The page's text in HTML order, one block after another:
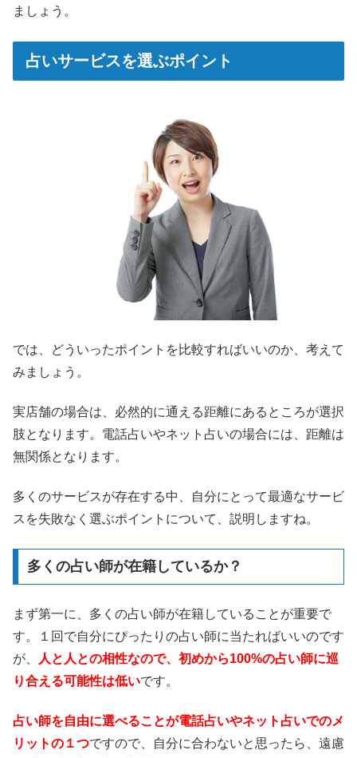
ましょう。
占いサービスを選ぶポイント
では、どういったポイントを比較すればいいのか、考えて
みましょう。
実店舗の場合は、必然的に通える距離にあるところが選択
肢となります。電話占いやネット占いの場合には、距離は
無関係となります。
多くのサービスが存在する中、自分にとって最適なサービ
スを失敗なく選ぶポイントについて、説明しますね。
多くの占い師が在籍しているか？
まず第一に、多くの占い師が在籍していることが重要で
す。１回で自分にぴったりの占い師に当たればいいのです
が、
人と人との相性なので、初めから100%の占い師に巡
り合える可能性は低いです。
占い師を自由に選べることが電話占いやネット占いでのメ
リットの１つですので、自分に合わないと思ったら、遠慮